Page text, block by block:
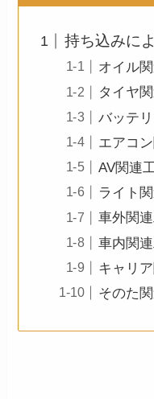
持ち込みに
オイル
タイヤ
バッテ
エアコ
AV関連
ライト
車外関
車内関
キャリ
そのた